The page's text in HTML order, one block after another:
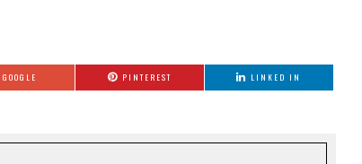
GOOGLE PINTEREST LINKED IN